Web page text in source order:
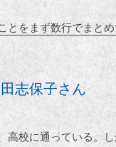
とをまず数行でまとめ
志保子さん
校に通っている。し